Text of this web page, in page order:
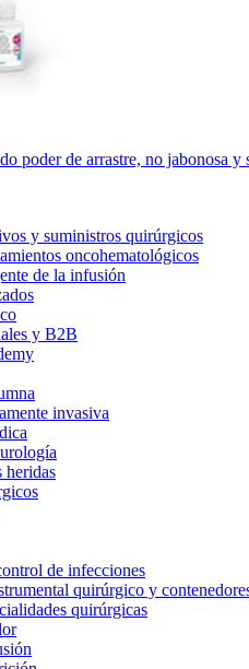
ofrece la posibilidad de
profesionales en B. Braun.
poder de arrastre, no jabonosa y
y suministros quirúrgicos
oncohematológicos
de la infusión
y B2B
invasiva
heridas
de infecciones
quirúrgico y
quirúrgicas